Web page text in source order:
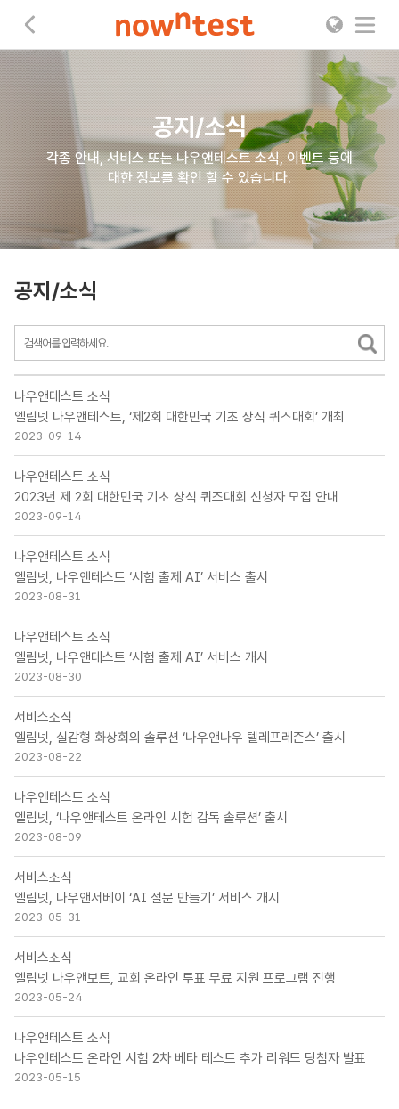
공지/소식
각종 안내, 서비스 또는 나우앤테스트 소식, 이벤트 등에
대한 정보를 확인 할 수 있습니다.
공지/소식
나우앤테스트 소식
엘림넷 나우앤테스트, ‘제2회 대한민국 기초 상식 퀴즈대회’ 개최
2023-09-14
나우앤테스트 소식
2023년 제 2회 대한민국 기초 상식 퀴즈대회 신청자 모집 안내
2023-09-14
나우앤테스트 소식
엘림넷, 나우앤테스트 ‘시험 출제 AI’ 서비스 출시
2023-08-31
나우앤테스트 소식
엘림넷, 나우앤테스트 ‘시험 출제 AI’ 서비스 개시
2023-08-30
서비스소식
엘림넷, 실감형 화상회의 솔루션 ‘나우앤나우 텔레프레즌스’ 출시
2023-08-22
나우앤테스트 소식
엘림넷, ‘나우앤테스트 온라인 시험 감독 솔루션’ 출시
2023-08-09
서비스소식
엘림넷, 나우앤서베이 ‘AI 설문 만들기’ 서비스 개시
2023-05-31
서비스소식
엘림넷 나우앤보트, 교회 온라인 투표 무료 지원 프로그램 진행
2023-05-24
나우앤테스트 소식
나우앤테스트 온라인 시험 2차 베타 테스트 추가 리워드 당첨자 발표
2023-05-15